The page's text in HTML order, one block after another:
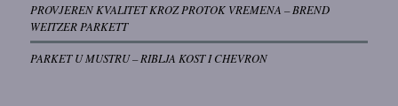
PROVJEREN KVALITET KROZ PROTOK VREMENA – BREND
WEITZER PARKETT
PARKET U MUSTRU – RIBLJA KOST I CHEVRON